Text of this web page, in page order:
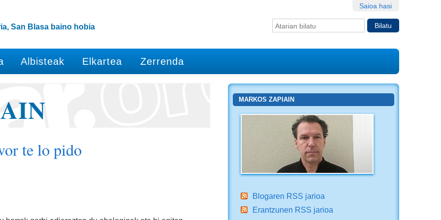
Saioa hasi
Bilatu atarian
San Blasa baino hobia
Albisteak Elkartea Zerrenda
te lo pido
MARKOS ZAPIAIN
Blogaren RSS jarioa
Erantzunen RSS jarioa